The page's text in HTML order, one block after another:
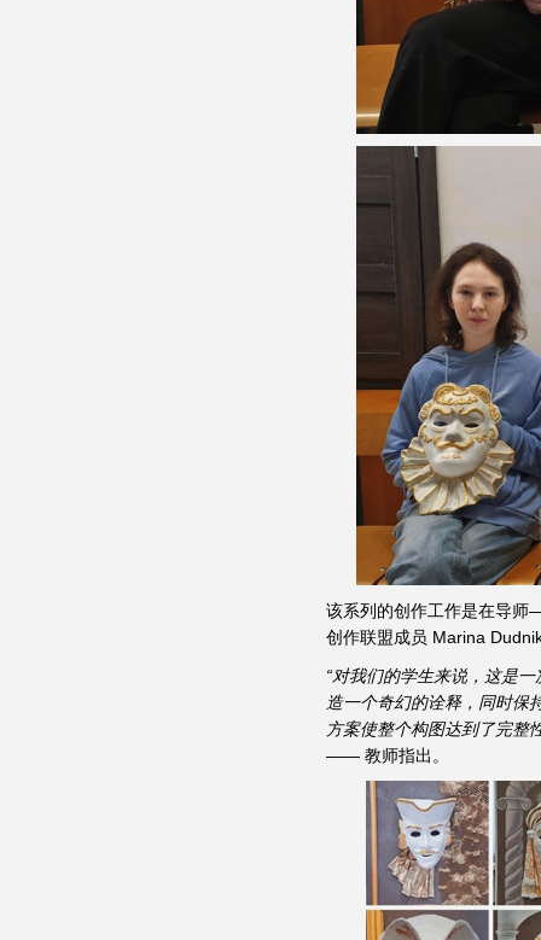
该系列的创作工作是在导师
创作联盟成员 Marina
“对我们的学生来说，这是
造一个奇幻的诠释，同时保
方案使整个构图达到了完整
—— 教师指出。